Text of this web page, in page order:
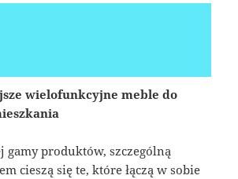
wielofunkcyjne meble do
gamy produktów, szczególną
cieszą się te, które łączą w sobie